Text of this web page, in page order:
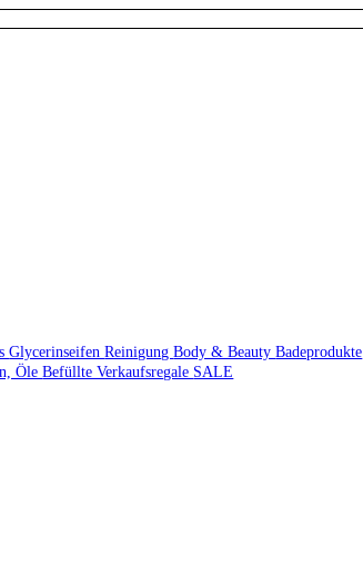
GlycerinseifenReinigungBody & BeautyBadeprodukte
ÖleBefüllte Verkaufsregale SALE